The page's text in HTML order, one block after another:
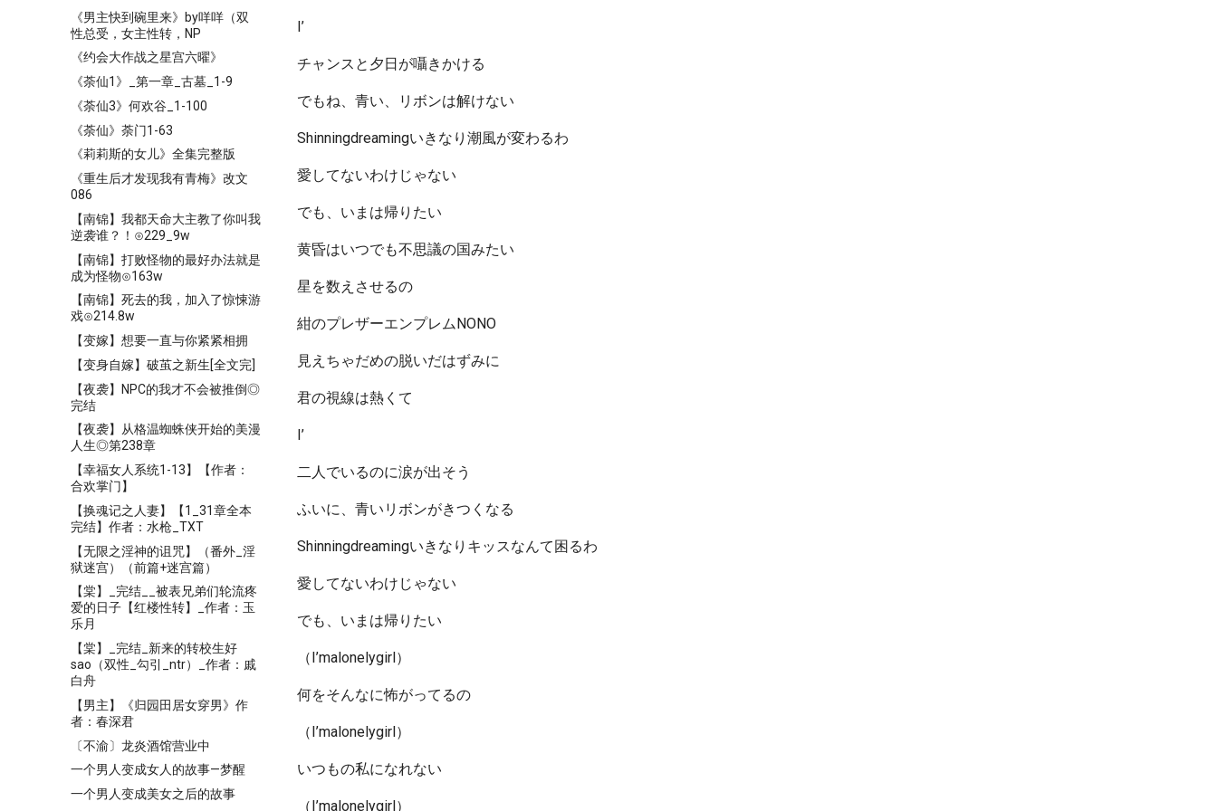
《男主快到碗里来》by咩咩（双
性总受，女主性转，NP
《约会大作战之星宫六曜》
《荼仙1》_第一章_古墓_1-9
《荼仙3》何欢谷_1-100
《荼仙》荼门1-63
《莉莉斯的女儿》全集完整版
《重生后才发现我有青梅》改文
086
【南锦】我都天命大主教了你叫我
逆袭谁？！⊙229_9w
【南锦】打败怪物的最好办法就是
成为怪物⊙163w
【南锦】死去的我，加入了惊悚游
戏⊙214.8w
【变嫁】想要一直与你紧紧相拥
【变身自嫁】破茧之新生[全文完]
【夜袭】NPC的我才不会被推倒◎
完结
【夜袭】从格温蜘蛛侠开始的美漫
人生◎第238章
【幸福女人系统1-13】【作者：
合欢掌门】
【换魂记之人妻】【1_31章全本
完结】作者：水枪_TXT
【无限之淫神的诅咒】（番外_淫
狱迷宫）（前篇+迷宫篇）
【棠】_完结__被表兄弟们轮流疼
爱的日子【红楼性转】_作者：玉
乐月
【棠】_完结_新来的转校生好
sao（双性_勾引_ntr）_作者：戚
白舟
【男主】《归园田居女穿男》作
者：春深君
〔不渝〕龙炎酒馆营业中
一个男人变成女人的故事—梦醒
一个男人变成美女之后的故事
I’
チャンスと夕日が囁きかける
でもね、青い、リボンは解けない
Shinningdreamingいきなり潮風が変わるわ
愛してないわけじゃない
でも、いまは帰りたい
黄昏はいつでも不思議の国みたい
星を数えさせるの
紺のプレザーエンプレムNONO
見えちゃだめの脱いだはずみに
君の視線は熱くて
I’
二人でいるのに涙が出そう
ふいに、青いリボンがきつくなる
Shinningdreamingいきなりキッスなんて困るわ
愛してないわけじゃない
でも、いまは帰りたい
（I’malonelygirl）
何をそんなに怖がってるの
（I’malonelygirl）
いつもの私になれない
（I’malonelygirl）